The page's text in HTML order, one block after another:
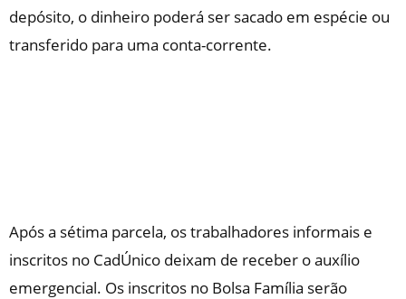
depósito, o dinheiro poderá ser sacado em espécie ou
transferido para uma conta-corrente.
Após a sétima parcela, os trabalhadores informais e
inscritos no CadÚnico deixam de receber o auxílio
emergencial. Os inscritos no Bolsa Família serão